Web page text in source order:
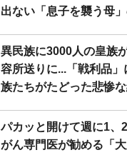
出ない「息子を襲う母
異民族に3000人の皇族
容所送りに...「戦利品
族たちがたどった悲惨
パカッと開けて週に1、
がん専門医が勧める「